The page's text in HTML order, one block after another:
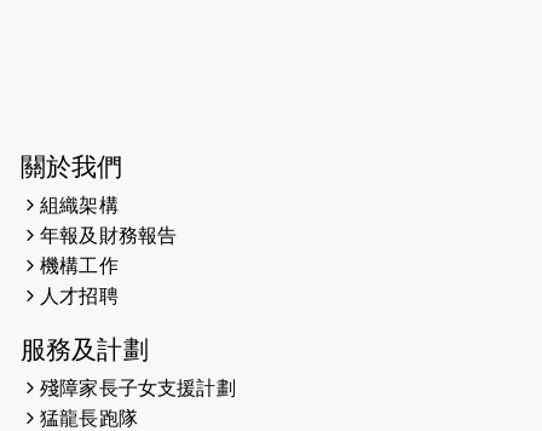
2026-05-22
2026-05-21
2026-05-14
（19:00開始）
關於我們
組織架構
年報及財務報告
機構工作
人才招聘
服務及計劃
殘障家長子女支援計劃
猛龍長跑隊